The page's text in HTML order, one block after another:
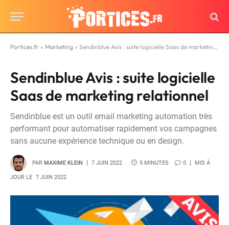
Portices.fr » Marketing » Sendinblue Avis : suite logicielle Saas de marketing relationnel
Sendinblue Avis : suite logicielle
Saas de marketing relationnel
Sendinblue est un outil email marketing automation très
performant pour automatiser rapidement vos campagnes
sans aucune expérience technique ou en design.
PAR MAXIME KLEIN 7 JUIN 2022 5 MINUTES 0 MIS À
JOUR LE 7 JUIN 2022